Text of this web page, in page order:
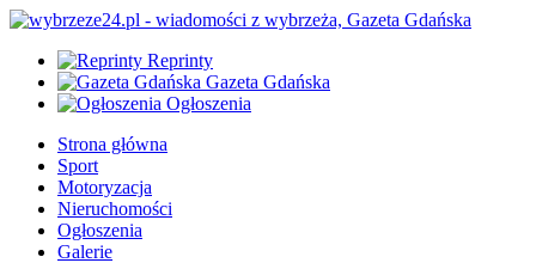
Reprinty
Gazeta Gdańska
Ogłoszenia
Strona główna
Sport
Motoryzacja
Nieruchomości
Ogłoszenia
Galerie